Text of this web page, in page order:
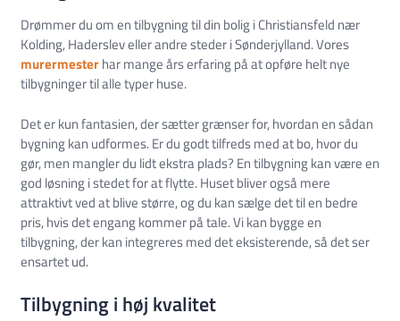
Drømmer du om en tilbygning til din bolig i Christiansfeld nær
Kolding, Haderslev eller andre steder i Sønderjylland. Vores
murermesterhar mange års erfaring på at opføre helt nye
tilbygninger til alle typer huse.
Det er kun fantasien, der sætter grænser for, hvordan en sådan
bygning kan udformes. Er du godt tilfreds med at bo, hvor du
gør, men mangler du lidt ekstra plads? En tilbygning kan være en
god løsning i stedet for at flytte. Huset bliver også mere
attraktivt ved at blive større, og du kan sælge det til en bedre
pris, hvis det engang kommer på tale. Vi kan bygge en
tilbygning, der kan integreres med det eksisterende, så det ser
ensartet ud.
Tilbygning i høj kvalitet